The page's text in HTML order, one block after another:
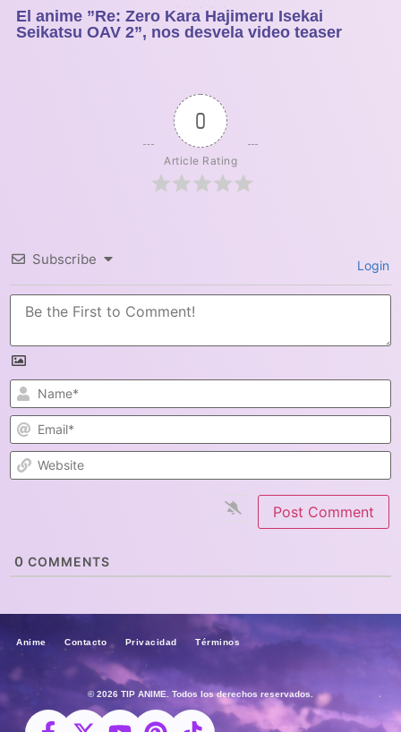
El anime ”Re: Zero Kara Hajimeru Isekai
Seikatsu OAV 2”, nos desvela video teaser
0
Article Rating
Subscribe Login
0 COMMENTS
Anime Contacto Privacidad Términos
© 2026 TIP ANIME. Todos los derechos reservados.